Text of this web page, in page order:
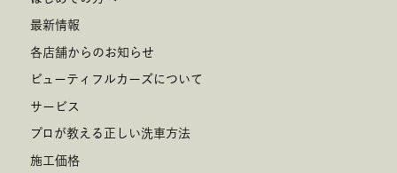
最新情報
各店舗からのお知らせ
ビューティフルカーズについて
サービス
プロが教える正しい洗車方法
施工価格